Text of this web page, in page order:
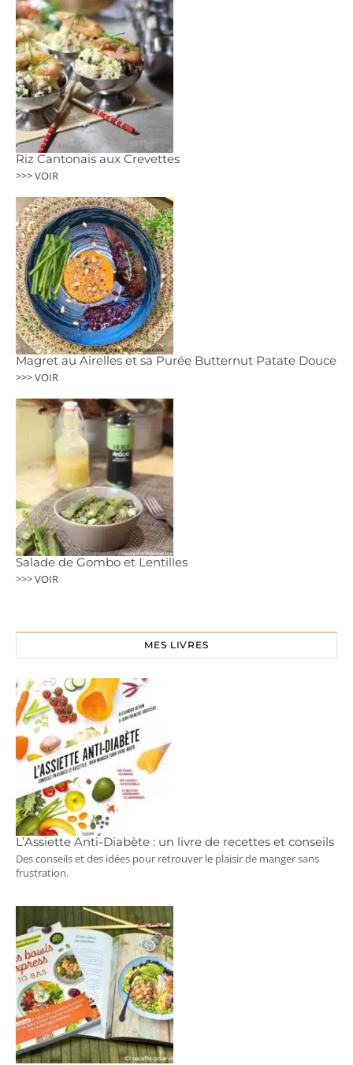
Riz Cantonais aux Crevettes
>>> VOIR
Magret au Airelles et sa Purée Butternut Patate Douce
>>> VOIR
Salade de Gombo et Lentilles
>>> VOIR
MES LIVRES
L’Assiette Anti-Diabète : un livre de recettes et conseils
Des conseils et des idées pour retrouver le plaisir de manger sans
frustration.